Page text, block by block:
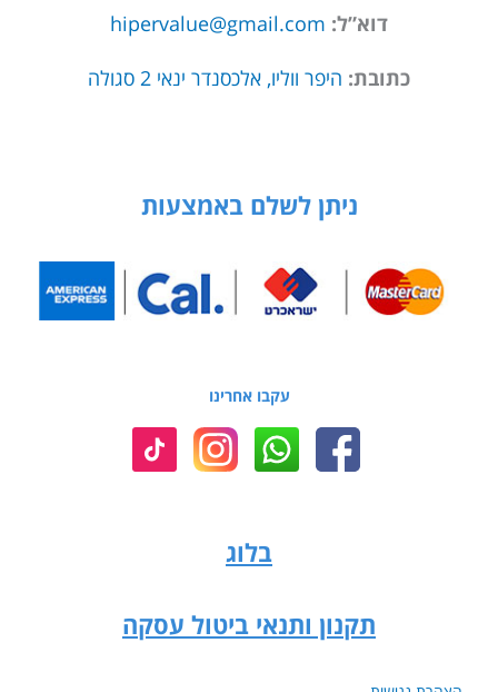
דוא”ל: hipervalue@gmail.com
כתובת: היפר ווליו, אלכסנדר ינאי 2 סגולה
ניתן לשלם באמצעות
עקבו אחרינו
בלוג
תקנון ותנאי ביטול עסקה